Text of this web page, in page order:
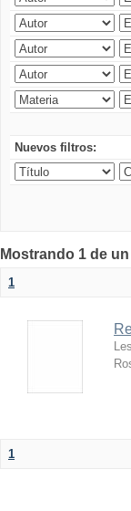
Nuevos filtros:
Mostrando 1 de
1
1